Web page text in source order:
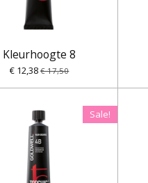
Kleurhoogte 8
€ 12,38 € 17,50
Sale!